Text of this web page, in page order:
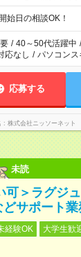
日の相談OK！
/ 40～50代活躍中 /
応なし / パソコンス
応募する
株式会社ニッソーネット
未読
可＞ラグジ
サポート業
経験OK 大学生歓